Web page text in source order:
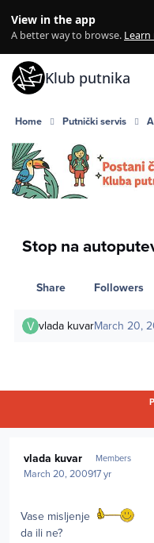
View in the app
A better way to browse.
Klub putnika
Home Putnički servis
Stop na
Share Followers
vlada kuvarMarch 20,
vlada kuvar Members
March 20, 200917 yr
Vase misljenje
da ili ne?